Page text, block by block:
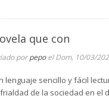
que con
porpepoel Dom, 10/03/
lenguaje sencillo y fácil
de la sociedad en el